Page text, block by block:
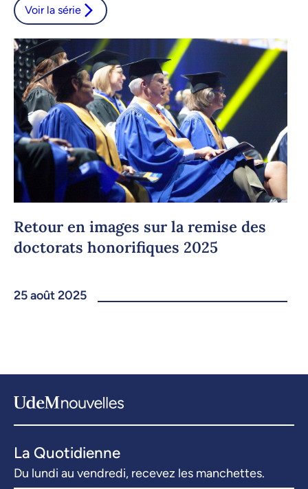
Voir la série
Retour en images sur la remise des
doctorats honorifiques 2025
25 août 2025
La Quotidienne
Du lundi au vendredi, recevez les manchettes.